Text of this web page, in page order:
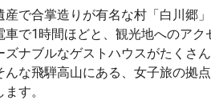
産で合掌造りが有名な村「白川郷
車で1時間ほどと、観光地へのア
ズナブルなゲストハウスがたくさ
んな飛騨高山にある、女子旅の拠
す。